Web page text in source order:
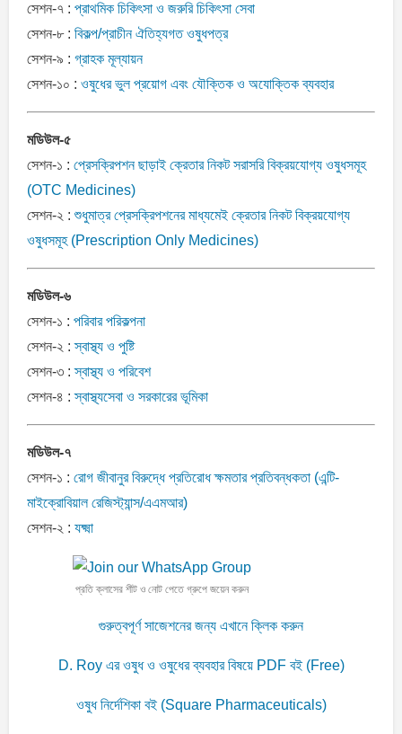
সেশন-৭ : প্রাথমিক চিকিৎসা ও জরুরি চিকিৎসা সেবা
সেশন-৮ : বিকল্প/প্রাচীন ঐতিহ্যগত ওষুধপত্র
সেশন-৯ : গ্রাহক মূল্যায়ন
সেশন-১০ : ওষুধের ভুল প্রয়োগ এবং যৌক্তিক ও অযোক্তিক ব্যবহার
মডিউল-৫
সেশন-১ : প্রেসক্রিপশন ছাড়াই ক্রেতার নিকট সরাসরি বিক্রয়যোগ্য ওষুধসমূহ
(OTC Medicines)
সেশন-২ :শুধুমাত্র প্রেসক্রিপশনের মাধ্যমেই ক্রেতার নিকট বিক্রয়যোগ্য
ওষুধসমূহ (Prescription Only Medicines)
মডিউল-৬
সেশন-১ : পরিবার পরিকল্পনা
সেশন-২ :স্বাস্থ্য ও পুষ্টি
সেশন-৩ :স্বাস্থ্য ও পরিবেশ
সেশন-৪ :স্বাস্থ্যসেবা ও সরকারের ভূমিকা
মডিউল-৭
সেশন-১ : রোগ জীবানুর বিরুদ্ধে প্রতিরোধ ক্ষমতার প্রতিবন্ধকতা (এন্টি-
মাইক্রোবিয়াল রেজিস্ট্যান্স/এএমআর)
সেশন-২ : যক্ষ্মা
প্রতি ক্লাসের শীট ও নোট পেতে গ্রুপে জয়েন করুন
গুরুত্বপূর্ণ সাজেশনের জন্য এখানে ক্লিক করুন
D. Roy এর ওষুধ ও ওষুধের ব্যবহার বিষয়ে PDF বই (Free)
ওষুধ নির্দেশিকা বই (Square Pharmaceuticals)